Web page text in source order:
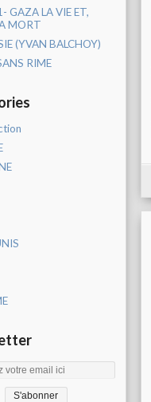
GAZA LA VIE ET,
MORT
(YVAN BALCHOY)
RIME